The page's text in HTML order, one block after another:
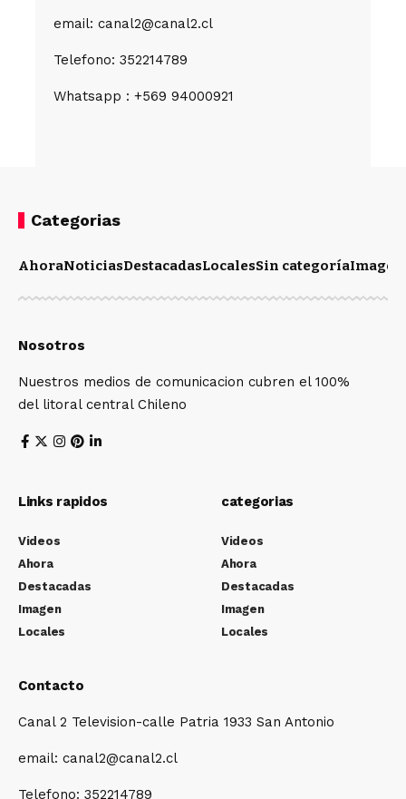
email: canal2@canal2.cl
Telefono: 352214789
Whatsapp : +569 94000921
Categorias
AhoraNoticiasDestacadasLocalesSin categoríaImagen
Nosotros
Nuestros medios de comunicacion cubren el 100%
del litoral central Chileno
Links rapidos
Videos
Ahora
Destacadas
Imagen
Locales
categorias
Videos
Ahora
Destacadas
Imagen
Locales
Contacto
Canal 2 Television-calle Patria 1933 San Antonio
email: canal2@canal2.cl
Telefono: 352214789